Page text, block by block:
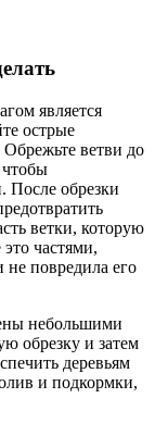
является
острые
ветви до
чтобы
После обрезки
ветки, которую
частями,
не повредила его
небольшими
обрезку и затем
деревьям
и подкормки,